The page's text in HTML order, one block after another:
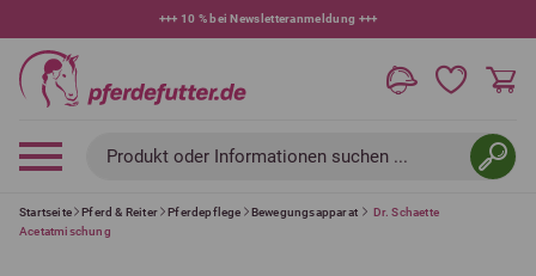
+++ 10 % bei Newsletteranmeldung +++
Produkt oder Informationen suchen ...
Startseite Pferd & Reiter Pferdepflege Bewegungsapparat
Dr. Schaette
Acetatmischung